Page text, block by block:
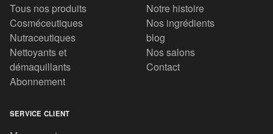
Tous nos produits
Cosméceutiques
Nutraceutiques
Nettoyants et
démaquillants
Abonnement
Notre histoire
Nos ingrédients
blog
Nos salons
Contact
SERVICE CLIENT